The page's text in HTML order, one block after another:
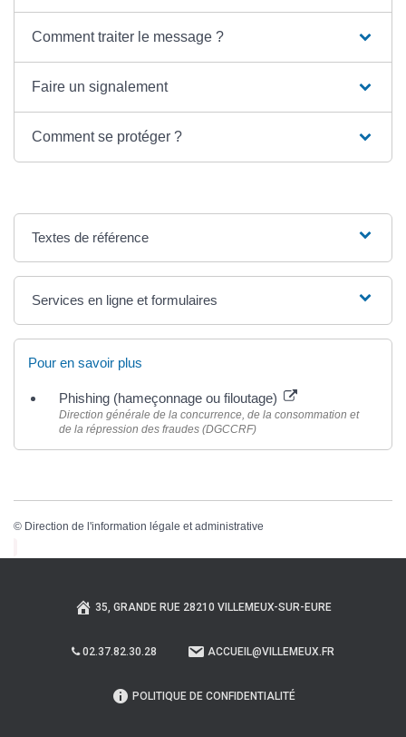
Comment traiter le message ?
Faire un signalement
Comment se protéger ?
Textes de référence
Services en ligne et formulaires
Pour en savoir plus
Phishing (hameçonnage ou filoutage)
Direction générale de la concurrence, de la consommation et
de la répression des fraudes (DGCCRF)
© Direction de l'information légale et administrative
35, GRANDE RUE 28210 VILLEMEUX-SUR-EURE
02.37.82.30.28 ACCUEIL@VILLEMEUX.FR
POLITIQUE DE CONFIDENTIALITÉ